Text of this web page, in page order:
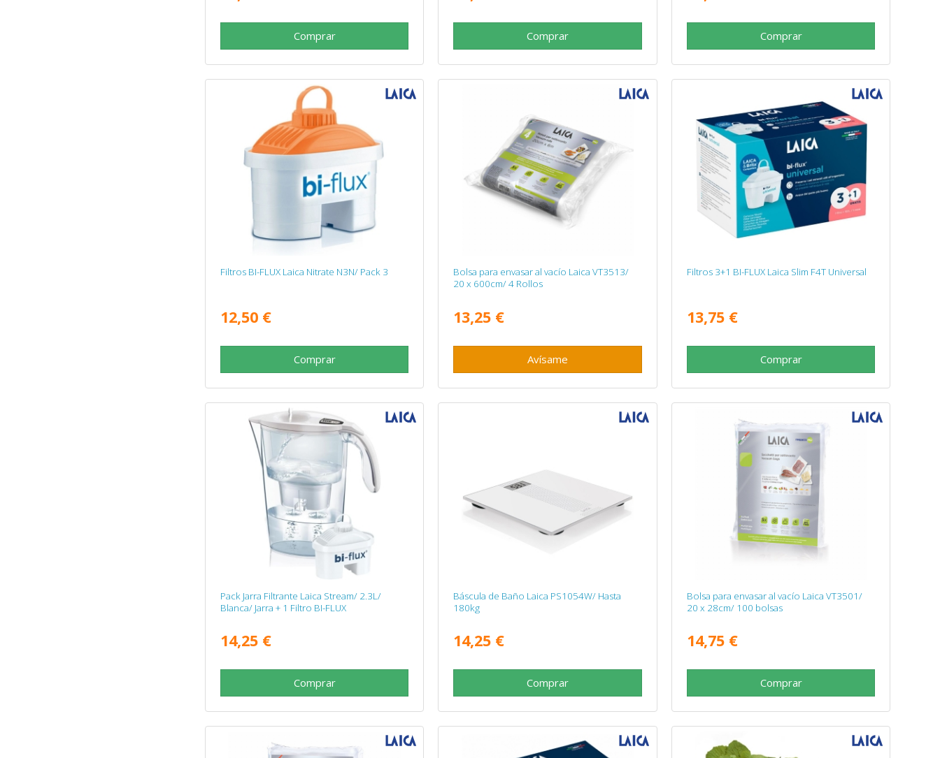
Comprar Comprar Comprar
Filtros BI-FLUX Laica Nitrate N3N/ Pack 3
12,50 €
Comprar
Bolsa para envasar al vacío Laica VT3513/
20 x 600cm/ 4 Rollos
13,25 €
Avísame
Filtros 3+1 BI-FLUX Laica Slim F4T Universal
13,75 €
Comprar
Pack Jarra Filtrante Laica Stream/ 2.3L/
Blanca/ Jarra + 1 Filtro BI-FLUX
14,25 €
Comprar
Báscula de Baño Laica PS1054W/ Hasta
180kg
14,25 €
Comprar
Bolsa para envasar al vacío Laica VT3501/
20 x 28cm/ 100 bolsas
14,75 €
Comprar